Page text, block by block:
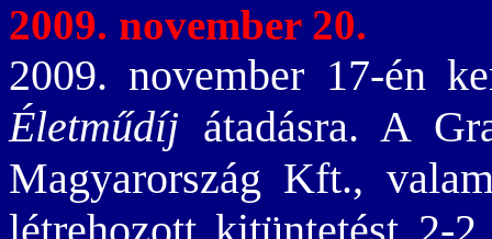
2009. november 20.
2009. november 17-én
Életműdíj átadásra. A
Magyarország Kft.,